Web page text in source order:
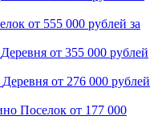
от 555 000 рублей за
Деревня от 355 000 рублей
Деревня от 276 000 рублей
Поселок от 177 000